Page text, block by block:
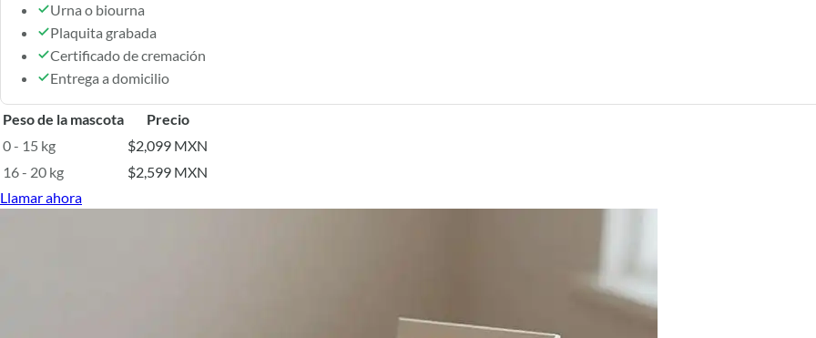
Urna o biourna
Plaquita grabada
Certificado de cremación
Entrega a domicilio
Peso de la mascota
Precio
0 - 15 kg
$2,099 MXN
16 - 20 kg
$2,599 MXN
Llamar ahora